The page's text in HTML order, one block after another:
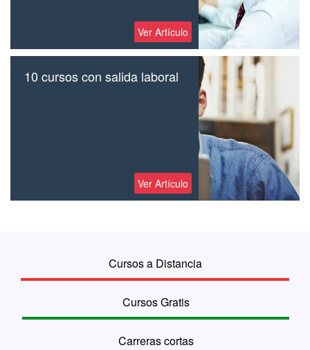
Ver Artículo
10 cursos con salida laboral
Ver Artículo
Cursos a Distancia
Cursos Gratis
Carreras cortas